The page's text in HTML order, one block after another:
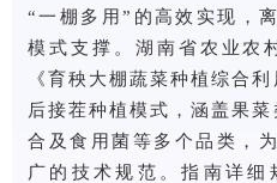
“一棚多用”的高效实现，
模式支撑。湖南省农业农
《育秧大棚蔬菜种植综合
后接茬种植模式，涵盖果
合及食用菌等多个品类，
广的技术规范。指南详细